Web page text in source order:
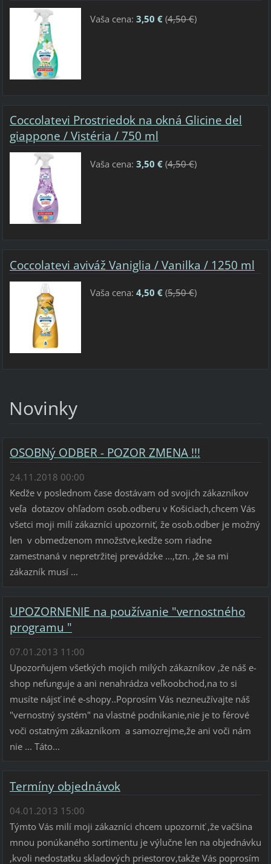
Vaša cena: 3,50 €(4,50 €)
Coccolatevi Prostriedok na okná Glicine del
giappone / Vistéria / 750 ml
Vaša cena: 3,50 €(4,50 €)
Coccolatevi aviváž Vaniglia / Vanilka / 1250 ml
Vaša cena: 4,50 €(5,50 €)
Novinky
OSOBNý ODBER - POZOR ZMENA !!!
24.11.2018 00:00
Kedže v poslednom čase dostávam od svojich zákazníkov
veľa dotazov ohľadom osob.odberu v Košiciach,chcem Vás
všetci moji milí zákazníci upozorniť, že osob.odber je možný
len v obmedzenom množstve,kedže som riadne
zamestnaná v nepretržitej prevádzke ...,tzn. ,že sa mi
zákazník musí ...
UPOZORNENIE na používanie "vernostného
programu "
07.01.2013 11:00
Upozorňujem všetkých mojich milých zákazníkov ,že náš e-
shop nefunguje a ani nenahrádza veľkoobchod,na to si
musíte nájsť iné e-shopy..Poprosím Vás nezneužívajte náš
"vernostný systém" na vlastné podnikanie,nie je to férové
voči ostatným zákazníkom a samozrejme,že ani voči nám
nie ... Táto...
Termíny objednávok
04.01.2013 15:00
Týmto Vás milí moji zákazníci chcem upozorniť ,že vačšina
mnou ponúkaného sortimentu je výlučne len na objednávku
,kvoli nedostatku skladových priestorov,takže Vás poprosím